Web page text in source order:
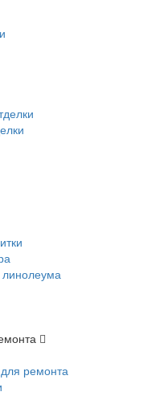
линолеума
ремонта